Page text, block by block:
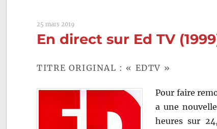
25 mars 2019
En direct sur Ed TV
TITRE ORIGINAL : « EDTV »
Pour faire
a une
heures sur